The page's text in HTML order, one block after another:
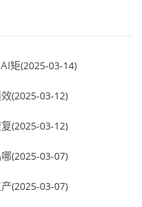
矩(2025-03-14)
(2025-03-12)
(2025-03-12)
(2025-03-07)
(2025-03-07)